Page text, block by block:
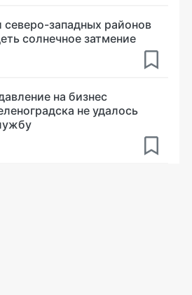
западных районов
солнечное затмение
на бизнес
не удалось